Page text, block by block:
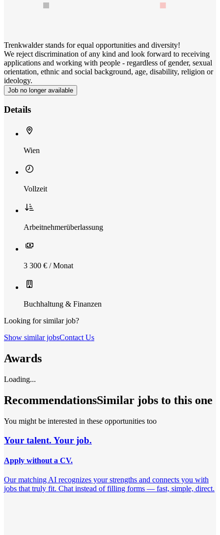
Trenkwalder stands for equal opportunities and diversity!
We reject discrimination of any kind and look forward to receiving
applications and working with people - regardless of gender, sexual
orientation, ethnic and social background, age, disability, religion or
ideology.
Job no longer available
Details
Wien
Vollzeit
Arbeitnehmerüberlassung
3 300 € / Monat
Buchhaltung & Finanzen
Looking for similar job?
Show similar jobsContact Us
Awards
Loading...
RecommendationsSimilar jobs to this one
You might be interested in these opportunities too
Your talent. Your job.
Apply without a CV.
Our matching AI recognizes your strengths and connects you with
jobs that truly fit. Chat instead of filling forms — fast, simple, direct.